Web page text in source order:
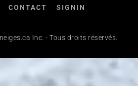
CONTACT SIGNIN
Inc. - Tous droits réservés.